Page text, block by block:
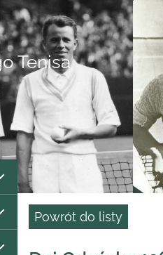
Tenisa
Powrót do listy